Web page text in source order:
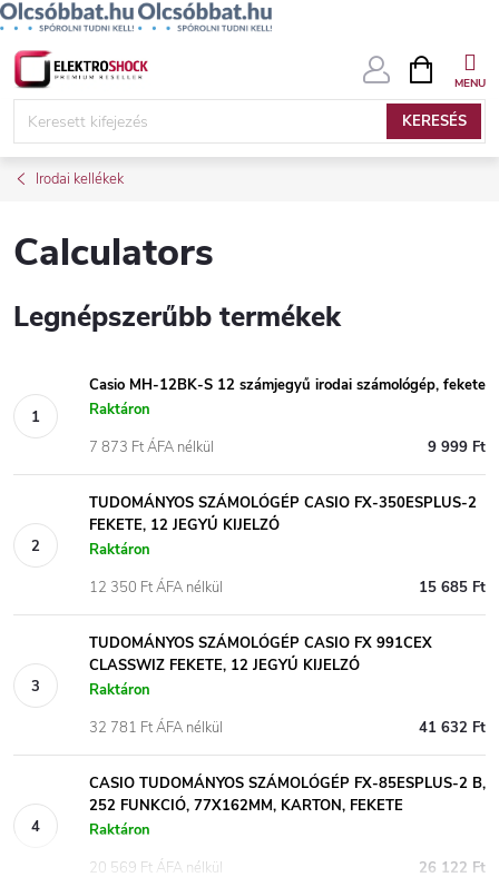
Ugrás
KERESÉS
KOSÁR
Irodai kellékek
Calculators
Legnépszerűbb termékek
Casio MH-12BK-S 12 számjegyű irodai számológép, fekete
Raktáron
9 999 Ft
7 873 Ft ÁFA nélkül
TUDOMÁNYOS SZÁMOLÓGÉP CASIO FX-350ESPLUS-2
FEKETE, 12 JEGYŰ KIJELZŐ
Raktáron
15 685 Ft
12 350 Ft ÁFA nélkül
TUDOMÁNYOS SZÁMOLÓGÉP CASIO FX 991CEX
CLASSWIZ FEKETE, 12 JEGYŰ KIJELZŐ
Raktáron
41 632 Ft
32 781 Ft ÁFA nélkül
CASIO TUDOMÁNYOS SZÁMOLÓGÉP FX-85ESPLUS-2 B,
252 FUNKCIÓ, 77X162MM, KARTON, FEKETE
Raktáron
26 122 Ft
20 569 Ft ÁFA nélkül